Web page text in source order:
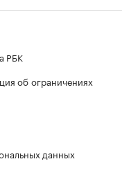
РБК
об ограничениях
данных